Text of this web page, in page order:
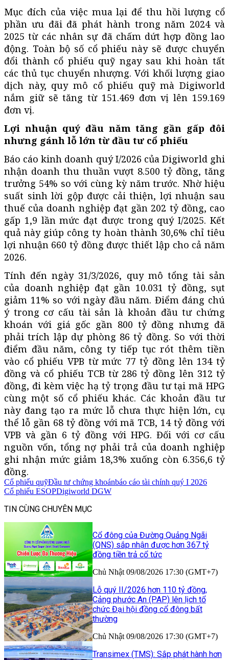
Mục đích của việc mua lại để thu hồi lượng cổ
phần ưu đãi đã phát hành trong năm 2024 và
2025 từ các nhân sự đã chấm dứt hợp đồng lao
động. Toàn bộ số cổ phiếu này sẽ được chuyển
đổi thành cổ phiếu quỹ ngay sau khi hoàn tất
các thủ tục chuyển nhượng. Với khối lượng giao
dịch này, quy mô cổ phiếu quỹ mà Digiworld
nắm giữ sẽ tăng từ 151.469 đơn vị lên 159.169
đơn vị.
Lợi nhuận quý đầu năm tăng gần gấp đôi
nhưng gánh lỗ lớn từ đầu tư cổ phiếu
Báo cáo kinh doanh quý I/2026 của Digiworld ghi
nhận doanh thu thuần vượt 8.500 tỷ đồng, tăng
trưởng 54% so với cùng kỳ năm trước. Nhờ hiệu
suất sinh lời gộp được cải thiện, lợi nhuận sau
thuế của doanh nghiệp đạt gần 202 tỷ đồng, cao
gấp 1,9 lần mức đạt được trong quý I/2025. Kết
quả này giúp công ty hoàn thành 30,6% chỉ tiêu
lợi nhuận 660 tỷ đồng được thiết lập cho cả năm
2026.
Tính đến ngày 31/3/2026, quy mô tổng tài sản
của doanh nghiệp đạt gần 10.031 tỷ đồng, sụt
giảm 11% so với ngày đầu năm. Điểm đáng chú
ý trong cơ cấu tài sản là khoản đầu tư chứng
khoán với giá gốc gần 800 tỷ đồng nhưng đã
phải trích lập dự phòng 86 tỷ đồng. So với thời
điểm đầu năm, công ty tiếp tục rót thêm tiền
vào cổ phiếu VPB từ mức 77 tỷ đồng lên 134 tỷ
đồng và cổ phiếu TCB từ 286 tỷ đồng lên 312 tỷ
đồng, đi kèm việc hạ tỷ trọng đầu tư tại mã HPG
cùng một số cổ phiếu khác. Các khoản đầu tư
này đang tạo ra mức lỗ chưa thực hiện lớn, cụ
thể lỗ gần 68 tỷ đồng với mã TCB, 14 tỷ đồng với
VPB và gần 6 tỷ đồng với HPG. Đối với cơ cấu
nguồn vốn, tổng nợ phải trả của doanh nghiệp
ghi nhận mức giảm 18,3% xuống còn 6.356,6 tỷ
đồng.
Cổ phiếu quỹĐầu tư chứng khoánbáo cáo tài chính quý I 2026
Cổ phiếu ESOPDigiworld DGW
TIN CÙNG CHUYÊN MỤC
Cổ đông của Đường Quảng Ngãi
(QNS) sắp nhận được hơn 367 tỷ
đồng tiền trả cổ tức
Chủ Nhật 09/08/2026 17:30 (GMT+7)
Lỗ quý II/2026 hơn 110 tỷ đồng,
Cảng phước An (PAP) lên lịch tổ
chức Đại hội đồng cổ đông bất
thường
Chủ Nhật 09/08/2026 17:30 (GMT+7)
Transimex (TMS): Sắp phát hành hơn